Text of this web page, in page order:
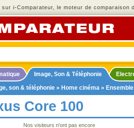
sur i-Comparateur, le moteur de comparaison
Image, Son & Téléphonie
son & téléphonie » Home cinéma »
Core 100
Nos visiteurs n'ont pas encore